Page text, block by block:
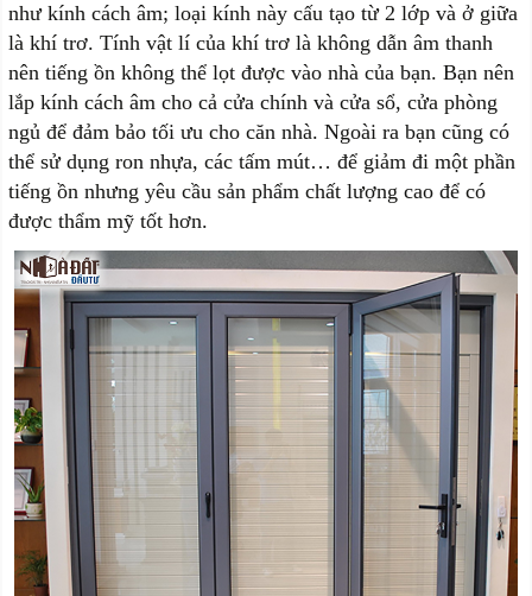
như kính cách âm; loại kính này cấu tạo từ 2 lớp và ở giữa
là khí trơ. Tính vật lí của khí trơ là không dẫn âm thanh
nên tiếng ồn không thể lọt được vào nhà của bạn. Bạn nên
lắp kính cách âm cho cả cửa chính và cửa sổ, cửa phòng
ngủ để đảm bảo tối ưu cho căn nhà. Ngoài ra bạn cũng có
thể sử dụng ron nhựa, các tấm mút… để giảm đi một phần
tiếng ồn nhưng yêu cầu sản phẩm chất lượng cao để có
được thẩm mỹ tốt hơn.